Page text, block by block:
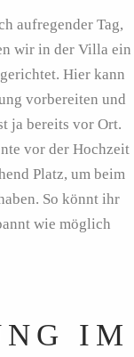
aufregender Tag,
wir in der Villa ein
Hier kann
vorbereiten und
ja bereits vor Ort.
vor der Hochzeit
Platz, um beim
So könnt ihr
wie möglich
IM